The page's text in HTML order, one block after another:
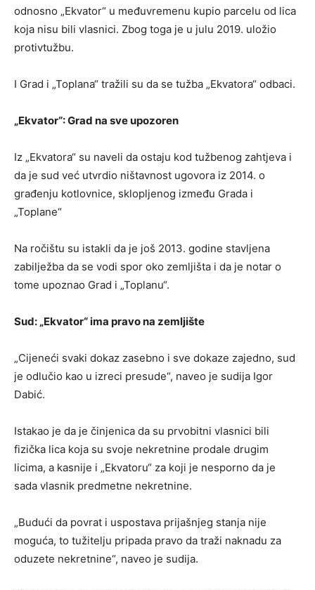
odnosno „Ekvator“ u međuvremenu kupio parcelu od lica
koja nisu bili vlasnici. Zbog toga je u julu 2019. uložio
protivtužbu.
I Grad i „Toplana“ tražili su da se tužba „Ekvatora“ odbaci.
„Ekvator“: Grad na sve upozoren
Iz „Ekvatora“ su naveli da ostaju kod tužbenog zahtjeva i
da je sud već utvrdio ništavnost ugovora iz 2014. o
građenju kotlovnice, sklopljenog između Grada i
„Toplane“
Na ročištu su istakli da je još 2013. godine stavljena
zabilježba da se vodi spor oko zemljišta i da je notar o
tome upoznao Grad i „Toplanu“.
Sud: „Ekvator“ ima pravo na zemljište
„Cijeneći svaki dokaz zasebno i sve dokaze zajedno, sud
je odlučio kao u izreci presude“, naveo je sudija Igor
Dabić.
Istakao je da je činjenica da su prvobitni vlasnici bili
fizička lica koja su svoje nekretnine prodale drugim
licima, a kasnije i „Ekvatoru“ za koji je nesporno da je
sada vlasnik predmetne nekretnine.
„Budući da povrat i uspostava prijašnjeg stanja nije
moguća, to tužitelju pripada pravo da traži naknadu za
oduzete nekretnine“, naveo je sudija.